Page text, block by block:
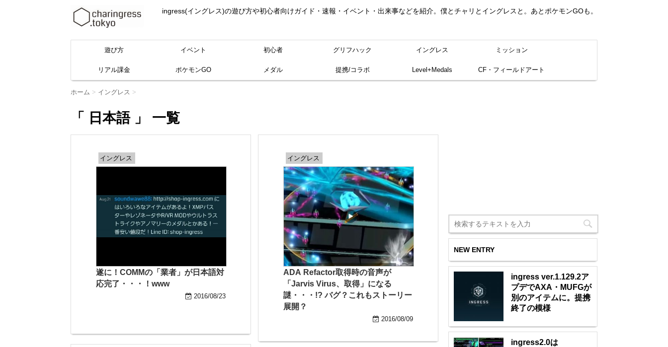
ingress(イングレス)の遊び方や初心者向けガイド・速報・イベント・出来事などを紹介。僕とチャリとイングレスと。あとポケモンGOも。
遊び方 イベント 初心者 グリフハック イングレス ミッション
リアル課金 ポケモンGO メダル 提携/コラボ Level+Medals CF・フィールドアート
ホーム > イングレス >
「 日本語 」 一覧
イングレス
遂に！COMMの「業者」が日本語対
応完了・・・！www
2016/08/23
イングレス
ADA Refactor取得時の音声が
「Jarvis Virus、取得」になる
謎・・・!? バグ？これもストーリー
展開？
2016/08/09
NEW ENTRY
ingress ver.1.129.2ア
プデでAXA・MUFGが
別のアイテムに。提携
終了の模様
ingress2.0は